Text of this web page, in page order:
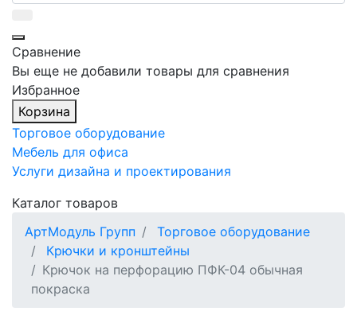
Сравнение
Вы еще не добавили товары для сравнения
Избранное
Корзина
Торговое оборудование
Мебель для офиса
Услуги дизайна и проектирования
Каталог товаров
АртМодуль Групп
Торговое оборудование
Крючки и кронштейны
Крючок на перфорацию ПФК-04 обычная
покраска